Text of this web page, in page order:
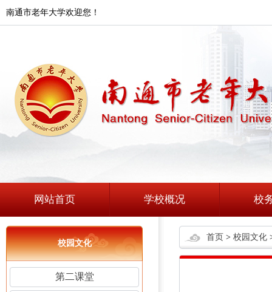
南通市老年大学欢迎您！
网站首页 学校概况 校
校园文化
第二课堂
首页 > 校园文化